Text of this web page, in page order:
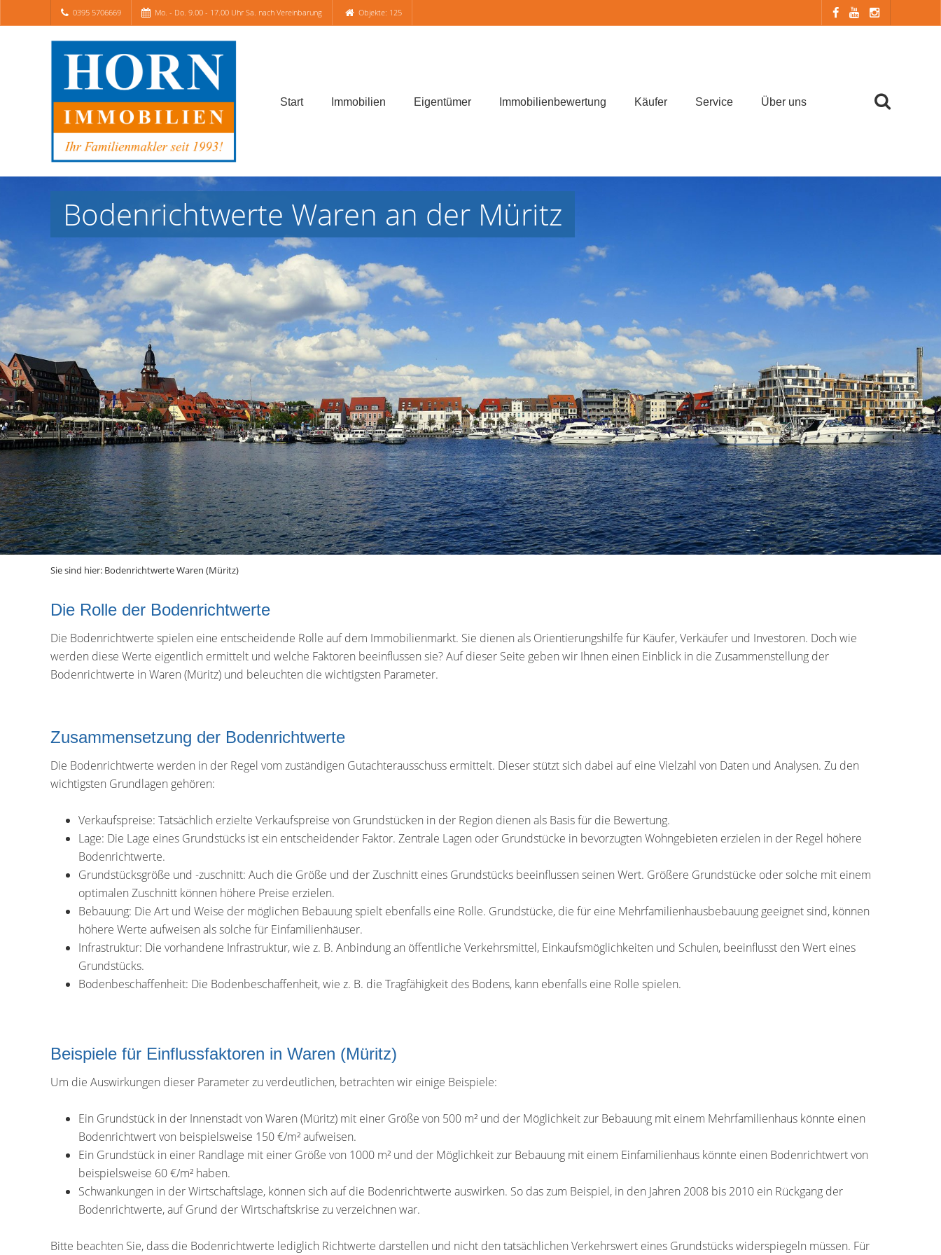
0395 5706669 Mo. - Do. 9.00 - 17.00 Uhr Sa. nach Vereinbarung Objekte: 125
Start Immobilien Eigentümer Immobilienbewertung Käufer Service Über uns
Bodenrichtwerte Waren an der Müritz
Sie sind hier: Bodenrichtwerte Waren (Müritz)
Die Rolle der Bodenrichtwerte
Die Bodenrichtwerte spielen eine entscheidende Rolle auf dem Immobilienmarkt. Sie dienen als Orientierungshilfe für Käufer, Verkäufer und Investoren. Doch wie
werden diese Werte eigentlich ermittelt und welche Faktoren beeinflussen sie? Auf dieser Seite geben wir Ihnen einen Einblick in die Zusammenstellung der
Bodenrichtwerte in Waren (Müritz) und beleuchten die wichtigsten Parameter.
Zusammensetzung der Bodenrichtwerte
Die Bodenrichtwerte werden in der Regel vom zuständigen Gutachterausschuss ermittelt. Dieser stützt sich dabei auf eine Vielzahl von Daten und Analysen. Zu den
wichtigsten Grundlagen gehören:
Verkaufspreise: Tatsächlich erzielte Verkaufspreise von Grundstücken in der Region dienen als Basis für die Bewertung.
Lage: Die Lage eines Grundstücks ist ein entscheidender Faktor. Zentrale Lagen oder Grundstücke in bevorzugten Wohngebieten erzielen in der Regel höhere
Bodenrichtwerte.
Grundstücksgröße und -zuschnitt: Auch die Größe und der Zuschnitt eines Grundstücks beeinflussen seinen Wert. Größere Grundstücke oder solche mit einem
optimalen Zuschnitt können höhere Preise erzielen.
Bebauung: Die Art und Weise der möglichen Bebauung spielt ebenfalls eine Rolle. Grundstücke, die für eine Mehrfamilienhausbebauung geeignet sind, können
höhere Werte aufweisen als solche für Einfamilienhäuser.
Infrastruktur: Die vorhandene Infrastruktur, wie z. B. Anbindung an öffentliche Verkehrsmittel, Einkaufsmöglichkeiten und Schulen, beeinflusst den Wert eines
Grundstücks.
Bodenbeschaffenheit: Die Bodenbeschaffenheit, wie z. B. die Tragfähigkeit des Bodens, kann ebenfalls eine Rolle spielen.
Beispiele für Einflussfaktoren in Waren (Müritz)
Um die Auswirkungen dieser Parameter zu verdeutlichen, betrachten wir einige Beispiele:
Ein Grundstück in der Innenstadt von Waren (Müritz) mit einer Größe von 500 m² und der Möglichkeit zur Bebauung mit einem Mehrfamilienhaus könnte einen
Bodenrichtwert von beispielsweise 150 €/m² aufweisen.
Ein Grundstück in einer Randlage mit einer Größe von 1000 m² und der Möglichkeit zur Bebauung mit einem Einfamilienhaus könnte einen Bodenrichtwert von
beispielsweise 60 €/m² haben.
Schwankungen in der Wirtschaftslage, können sich auf die Bodenrichtwerte auswirken. So das zum Beispiel, in den Jahren 2008 bis 2010 ein Rückgang der
Bodenrichtwerte, auf Grund der Wirtschaftskrise zu verzeichnen war.
Bitte beachten Sie, dass die Bodenrichtwerte lediglich Richtwerte darstellen und nicht den tatsächlichen Verkehrswert eines Grundstücks widerspiegeln müssen. Für